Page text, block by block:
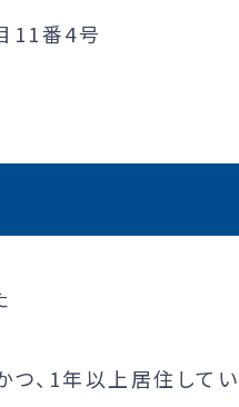
11番4号
つ、1年以上居住して